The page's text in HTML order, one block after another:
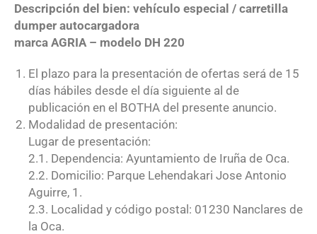
Descripción del bien: vehículo especial / carretilla
dumper autocargadora
marca AGRIA – modelo DH 220
El plazo para la presentación de ofertas será de 15
días hábiles desde el día siguiente al de
publicación en el BOTHA del presente anuncio.
Modalidad de presentación:
Lugar de presentación:
2.1. Dependencia: Ayuntamiento de Iruña de Oca.
2.2. Domicilio: Parque Lehendakari Jose Antonio
Aguirre, 1.
2.3. Localidad y código postal: 01230 Nanclares de
la Oca.